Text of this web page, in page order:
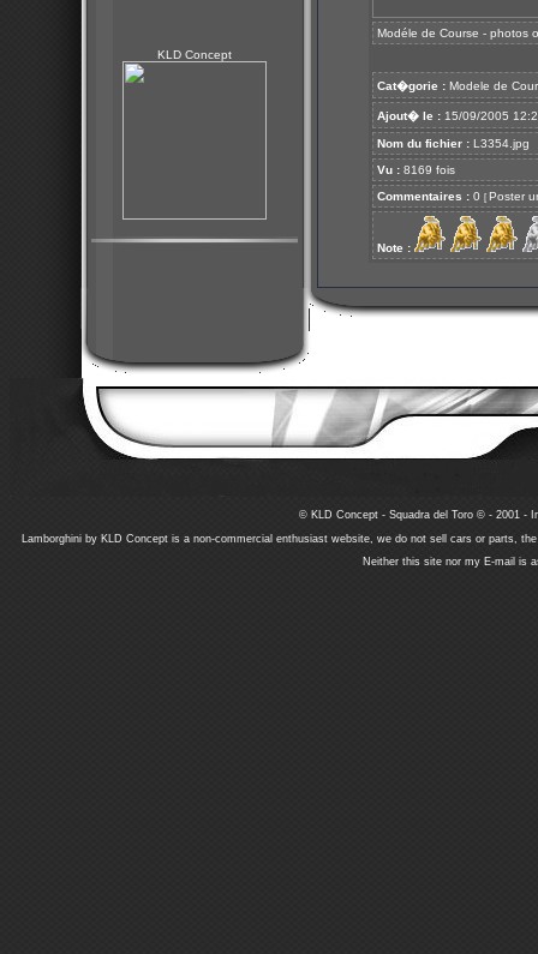
KLD Concept
Modéle de Course - photos
Cat�gorie : Modele de
Ajout� le : 15/09/2005
Nom du fichier : L3354.jpg
Vu : 8169 fois
Commentaires : 0 [ Poster
Note :
© KLD Concept - Squadra del Toro © - 2001 -
Lamborghini by KLD Concept is a non-commercial enthusiast website, we do not sell cars or parts,
Neither this site nor my E-mail is